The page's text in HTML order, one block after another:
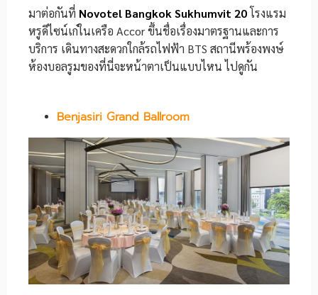
มาต่อกันที่ Novotel Bangkok Sukhumvit 20โรงแรม
หรูดีไซน์เก๋ในเครือ Accor ขึ้นชื่อเรื่องมาตรฐานและการ
บริการ เดินทางสะดวกใกล้รถไฟฟ้า BTS สถานีพร้องพงษ์
ห้องบอลรูมของที่นี่จะหน้าตาเป็นแบบไหน ไปดูกัน
Benjasiri Grand Ballroom